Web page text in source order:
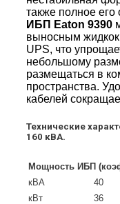
также полное его
ИБП Eaton 9390
выносным
UPS, что
небольшому
размещаться в
пространства.
кабелей
Технические
160 кВА.
Мощность ИБП
кВА
40
кВт
36